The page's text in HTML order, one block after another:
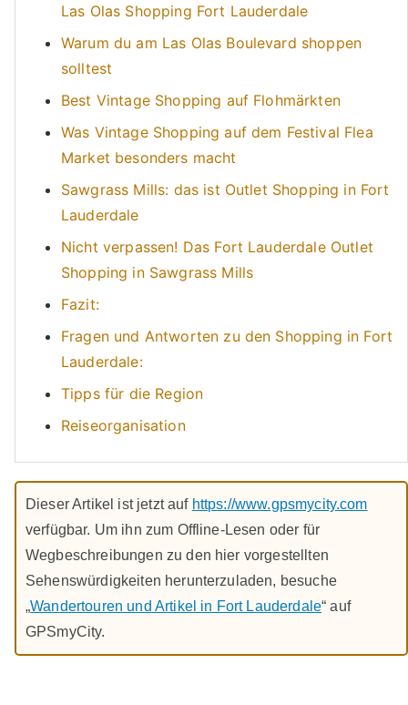
Las Olas Shopping Fort Lauderdale
Warum du am Las Olas Boulevard shoppen
solltest
Best Vintage Shopping auf Flohmärkten
Was Vintage Shopping auf dem Festival Flea
Market besonders macht
Sawgrass Mills: das ist Outlet Shopping in Fort
Lauderdale
Nicht verpassen! Das Fort Lauderdale Outlet
Shopping in Sawgrass Mills
Fazit:
Fragen und Antworten zu den Shopping in Fort
Lauderdale:
Tipps für die Region
Reiseorganisation
Dieser Artikel ist jetzt auf https://www.gpsmycity.com
verfügbar. Um ihn zum Offline-Lesen oder für
Wegbeschreibungen zu den hier vorgestellten
Sehenswürdigkeiten herunterzuladen, besuche
„Wandertouren und Artikel in Fort Lauderdale“ auf
GPSmyCity.